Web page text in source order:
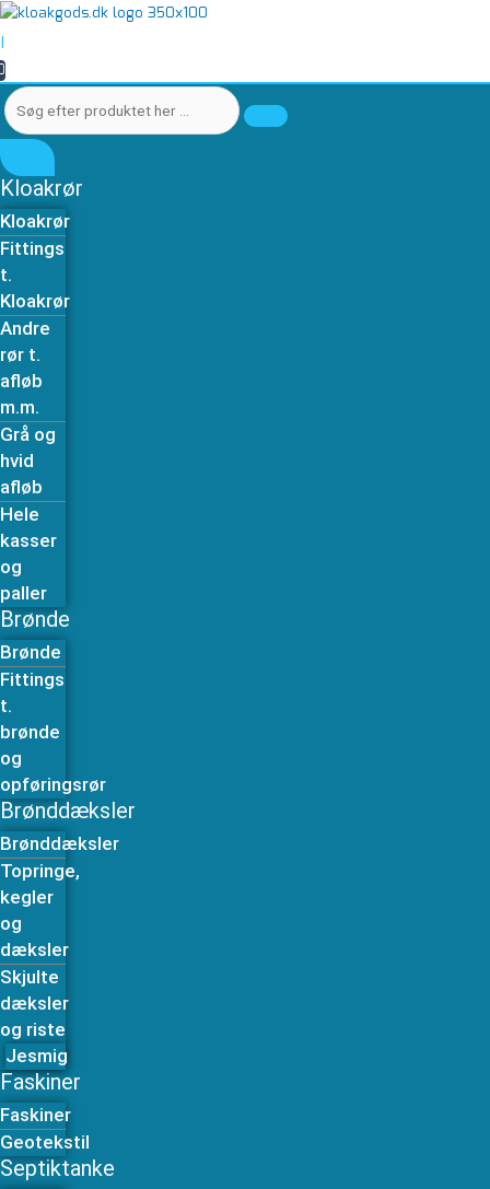
Gå
til
indholdet
|
Søg
produktet
her
…
Kloakrør
Kloakrør
Fittings
t.
Kloakrør
Andre
rør t.
afløb
m.m.
Grå og
hvid
afløb
Hele
kasser
og
paller
Brønde
Brønde
Fittings
t.
brønde
og
opføringsrør
Brønddæksler
Brønddæksler
Topringe,
kegler
og
dæksler
Skjulte
dæksler
og riste
Jesmig
Faskiner
Faskiner
Geotekstil
Septiktanke
Søg
produktet
her
…
Renserør
dæksel
til
grå
afløb
i
PP
Wavin
antal